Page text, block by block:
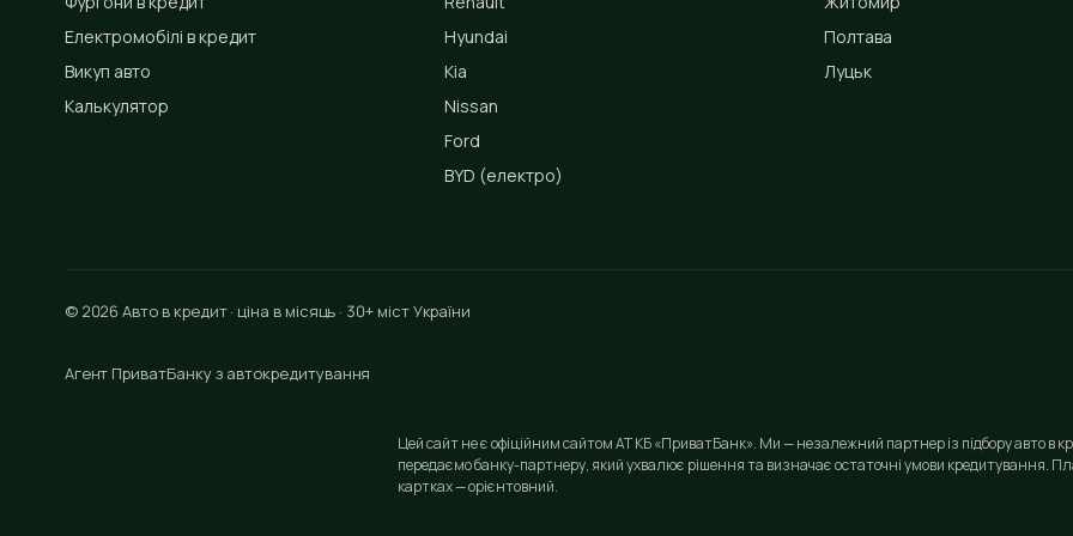
Електромобілі в кредит
Викуп авто
Калькулятор
Hyundai
Kia
Nissan
Ford
BYD (електро)
Полтава
Луцьк
© 2026 Авто в кредит · ціна в місяць · 30+ міст України
Агент ПриватБанку з автокредитування
Цей сайт не є офіційним сайтом АТ КБ «ПриватБанк». Ми — незалежний партнер із підбору авто в
передаємо банку-партнеру, який ухвалює рішення та визначає остаточні умови кредитування.
картках — орієнтовний.